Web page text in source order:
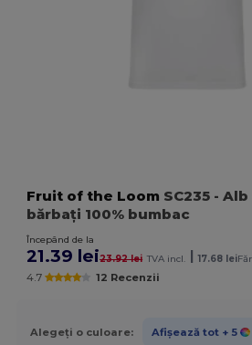
Fruit of the Loom SC235 - Alb
bărbați 100% bumbac
Începând de la
21.39 lei23.92 lei TVA incl. | 17.68 lei
4.7 12 Recenzii
Alegeți o culoare: Afișează tot + 5